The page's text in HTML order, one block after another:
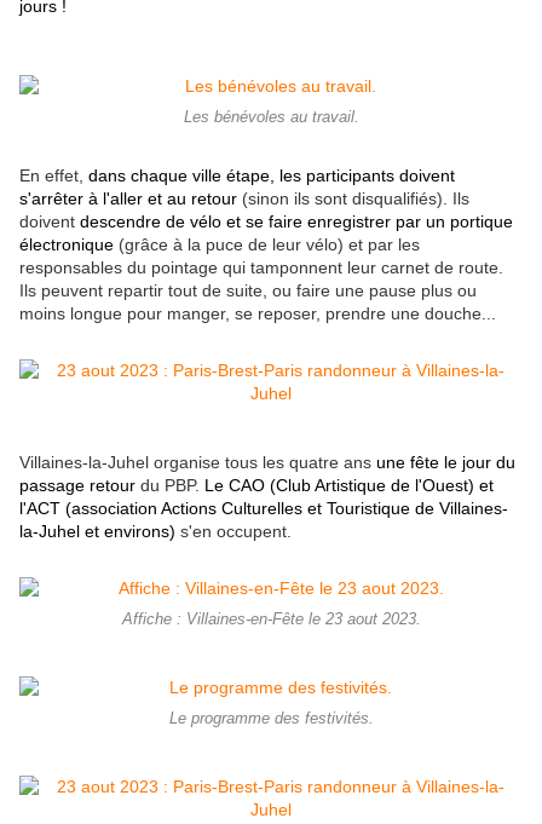
jours !
Les bénévoles au travail.
En effet, dans chaque ville étape, les participants doivent
s'arrêter à l'aller et au retour (sinon ils sont disqualifiés). Ils
doivent descendre de vélo et se faire enregistrer par un portique
électronique (grâce à la puce de leur vélo) et par les
responsables du pointage qui tamponnent leur carnet de route.
Ils peuvent repartir tout de suite, ou faire une pause plus ou
moins longue pour manger, se reposer, prendre une douche...
Villaines-la-Juhel organise tous les quatre ans une fête le jour du
passage retour du PBP. Le CAO (Club Artistique de l'Ouest) et
l'ACT (association Actions Culturelles et Touristique de Villaines-
la-Juhel et environs) s'en occupent.
Affiche : Villaines-en-Fête le 23 aout 2023.
Le programme des festivités.